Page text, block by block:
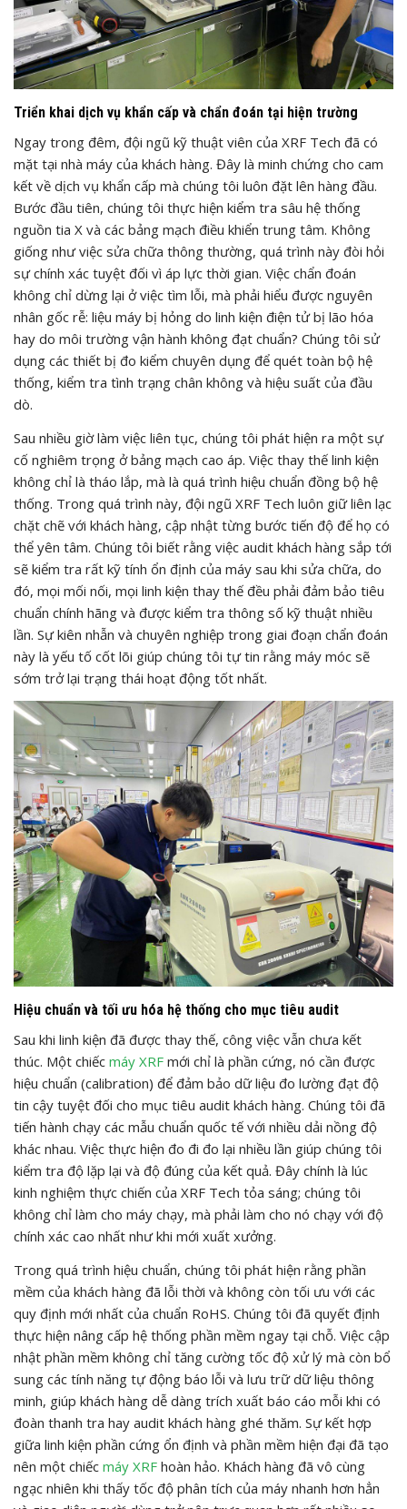
Triển khai dịch vụ khẩn cấp và chẩn đoán tại hiện trường
Ngay trong đêm, đội ngũ kỹ thuật viên của XRF Tech đã có
mặt tại nhà máy của khách hàng. Đây là minh chứng cho cam
kết về dịch vụ khẩn cấp mà chúng tôi luôn đặt lên hàng đầu.
Bước đầu tiên, chúng tôi thực hiện kiểm tra sâu hệ thống
nguồn tia X và các bảng mạch điều khiển trung tâm. Không
giống như việc sửa chữa thông thường, quá trình này đòi hỏi
sự chính xác tuyệt đối vì áp lực thời gian. Việc chẩn đoán
không chỉ dừng lại ở việc tìm lỗi, mà phải hiểu được nguyên
nhân gốc rễ: liệu máy bị hỏng do linh kiện điện tử bị lão hóa
hay do môi trường vận hành không đạt chuẩn? Chúng tôi sử
dụng các thiết bị đo kiểm chuyên dụng để quét toàn bộ hệ
thống, kiểm tra tình trạng chân không và hiệu suất của đầu
dò.
Sau nhiều giờ làm việc liên tục, chúng tôi phát hiện ra một sự
cố nghiêm trọng ở bảng mạch cao áp. Việc thay thế linh kiện
không chỉ là tháo lắp, mà là quá trình hiệu chuẩn đồng bộ hệ
thống. Trong quá trình này, đội ngũ XRF Tech luôn giữ liên lạc
chặt chẽ với khách hàng, cập nhật từng bước tiến độ để họ có
thể yên tâm. Chúng tôi biết rằng việc audit khách hàng sắp tới
sẽ kiểm tra rất kỹ tính ổn định của máy sau khi sửa chữa, do
đó, mọi mối nối, mọi linh kiện thay thế đều phải đảm bảo tiêu
chuẩn chính hãng và được kiểm tra thông số kỹ thuật nhiều
lần. Sự kiên nhẫn và chuyên nghiệp trong giai đoạn chẩn đoán
này là yếu tố cốt lõi giúp chúng tôi tự tin rằng máy móc sẽ
sớm trở lại trạng thái hoạt động tốt nhất.
Hiệu chuẩn và tối ưu hóa hệ thống cho mục tiêu audit
Sau khi linh kiện đã được thay thế, công việc vẫn chưa kết
thúc. Một chiếc máy XRF mới chỉ là phần cứng, nó cần được
hiệu chuẩn (calibration) để đảm bảo dữ liệu đo lường đạt độ
tin cậy tuyệt đối cho mục tiêu audit khách hàng. Chúng tôi đã
tiến hành chạy các mẫu chuẩn quốc tế với nhiều dải nồng độ
khác nhau. Việc thực hiện đo đi đo lại nhiều lần giúp chúng tôi
kiểm tra độ lặp lại và độ đúng của kết quả. Đây chính là lúc
kinh nghiệm thực chiến của XRF Tech tỏa sáng; chúng tôi
không chỉ làm cho máy chạy, mà phải làm cho nó chạy với độ
chính xác cao nhất như khi mới xuất xưởng.
Trong quá trình hiệu chuẩn, chúng tôi phát hiện rằng phần
mềm của khách hàng đã lỗi thời và không còn tối ưu với các
quy định mới nhất của chuẩn RoHS. Chúng tôi đã quyết định
thực hiện nâng cấp hệ thống phần mềm ngay tại chỗ. Việc cập
nhật phần mềm không chỉ tăng cường tốc độ xử lý mà còn bổ
sung các tính năng tự động báo lỗi và lưu trữ dữ liệu thông
minh, giúp khách hàng dễ dàng trích xuất báo cáo mỗi khi có
đoàn thanh tra hay audit khách hàng ghé thăm. Sự kết hợp
giữa linh kiện phần cứng ổn định và phần mềm hiện đại đã tạo
nên một chiếc máy XRF hoàn hảo. Khách hàng đã vô cùng
ngạc nhiên khi thấy tốc độ phân tích của máy nhanh hơn hẳn